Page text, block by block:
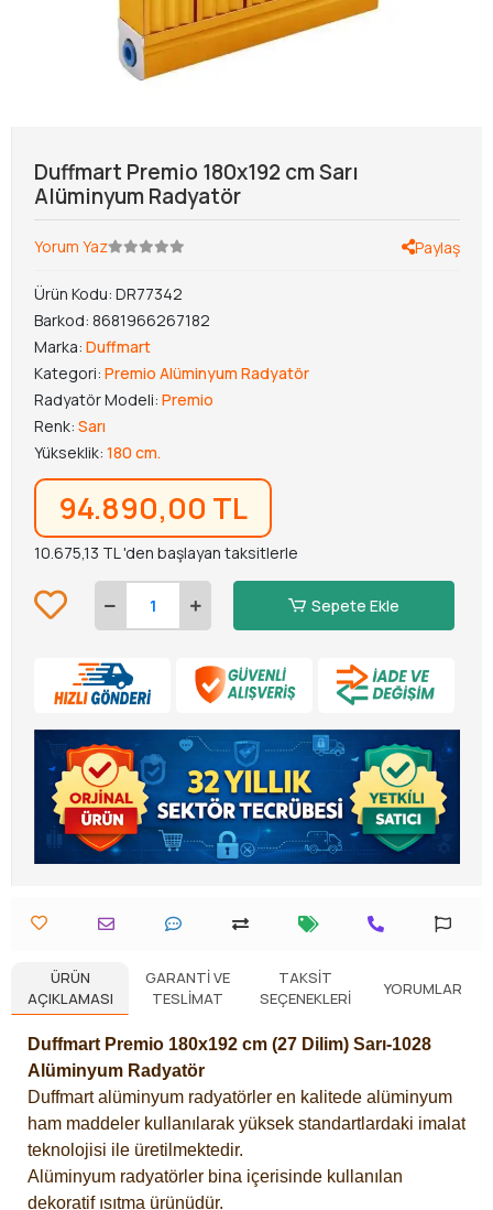
Duffmart Premio 180x192 cm Sarı
Alüminyum Radyatör
Yorum Yaz Paylaş
Ürün Kodu: DR77342
Barkod: 8681966267182
Marka: Duffmart
Kategori: Premio Alüminyum Radyatör
Radyatör Modeli: Premio
Renk: Sarı
Yükseklik: 180 cm.
94.890,00 TL
10.675,13 TL 'den başlayan taksitlerle
Sepete Ekle
ÜRÜN
AÇIKLAMASI
GARANTI VE
TESLIMAT
TAKSIT
SEÇENEKLERI
YORUMLAR
Duffmart Premio 180x192 cm (27 Dilim) Sarı-1028
Alüminyum Radyatör
Duffmart alüminyum radyatörler en kalitede alüminyum
ham maddeler kullanılarak yüksek standartlardaki imalat
teknolojisi ile üretilmektedir.
Alüminyum radyatörler bina içerisinde kullanılan
dekoratif ısıtma ürünüdür.